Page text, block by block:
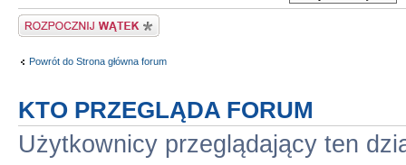
Napisz wątek
Powrót do Strona główna forum
KTO PRZEGLĄDA FORUM
Użytkownicy przeglądający ten